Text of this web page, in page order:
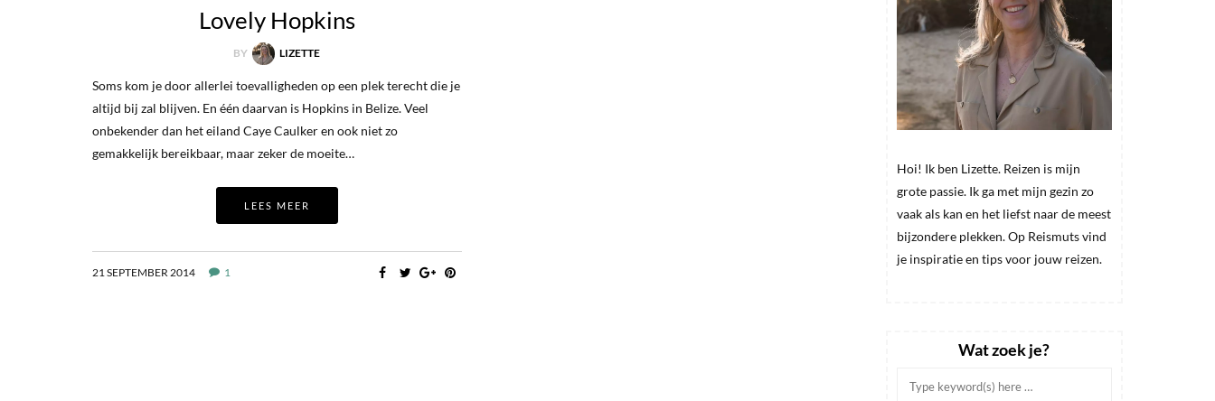
Lovely Hopkins
BY LIZETTE
Soms kom je door allerlei toevalligheden op een plek terecht die je
altijd bij zal blijven. En één daarvan is Hopkins in Belize. Veel
onbekender dan het eiland Caye Caulker en ook niet zo
gemakkelijk bereikbaar, maar zeker de moeite…
LEES MEER
21 SEPTEMBER 2014 1
Hoi! Ik ben Lizette. Reizen is mijn
grote passie. Ik ga met mijn gezin zo
vaak als kan en het liefst naar de meest
bijzondere plekken. Op Reismuts vind
je inspiratie en tips voor jouw reizen.
Wat zoek je?